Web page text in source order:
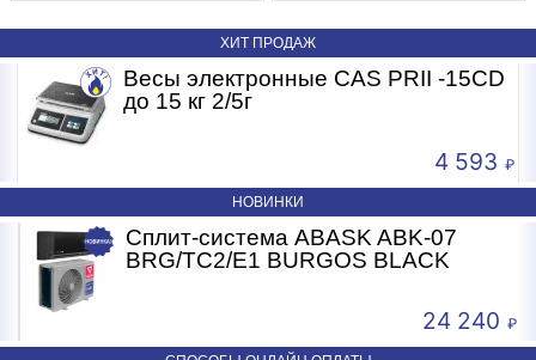
ХИТ ПРОДАЖ
Весы электронные CAS PRII -15CD
до 15 кг 2/5г
4 593
НОВИНКИ
Сплит-система ABASK ABK-07
BRG/TC2/E1 BURGOS BLACK
24 240